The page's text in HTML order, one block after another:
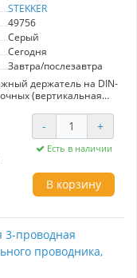
STEKKER
49756
Серый
Сегодня
Завтра/послезавтра
держатель на DIN-
(вертикальная
- +
Есть в наличии
В корзину
проводная
проводника,